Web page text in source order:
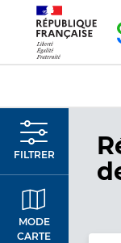
FILTRER
MODE
CARTE
Panneau de gestion